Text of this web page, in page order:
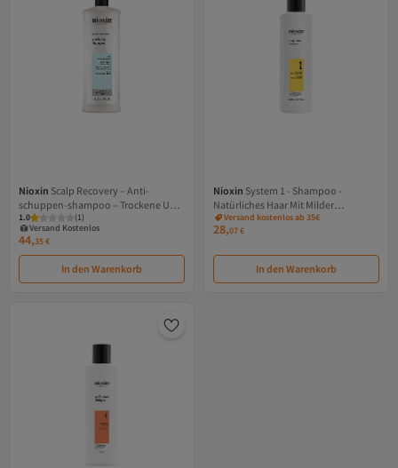
Nioxin Scalp Recovery – Anti-
schuppen-shampoo – Trockene Und
Juckende Kopfhaut 1000 ml
1.0 (1)
Versand Kostenlos
Gratis Versand
Versand Kostenlos
44,35€
In den Warenkorb
Nioxin System 1 - Shampoo -
Natürliches Haar Mit Milder
Schwächung 300 ml
Versand kostenlos ab 35€
28,07€
In den Warenkorb